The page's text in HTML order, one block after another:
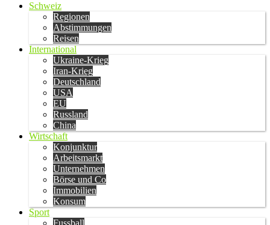
Schweiz
Regionen
Abstimmungen
Reisen
International
Ukraine-Krieg
Iran-Krieg
Deutschland
USA
EU
Russland
China
Wirtschaft
Konjunktur
Arbeitsmarkt
Unternehmen
Börse und Co
Immobilien
Konsum
Sport
Fussball